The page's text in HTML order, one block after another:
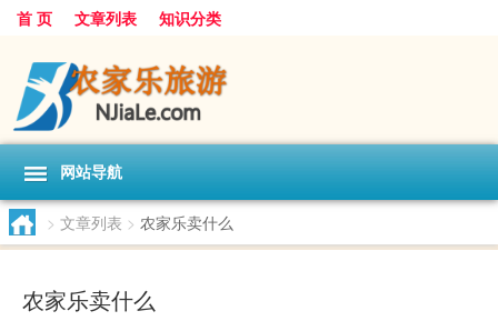
首 页 文章列表 知识分类
网站导航
> 文章列表 > 农家乐卖什么
农家乐卖什么